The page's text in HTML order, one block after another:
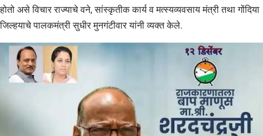
होतो असे विचार राज्‍याचे वने, सांस्‍कृतीक कार्य व मत्‍स्‍यव्‍यवसाय मंत्री तथा गोंदिया
जिल्‍हयाचे पालकमंत्री सुधीर मुनगंटीवार यांनी व्‍यक्‍त केले.